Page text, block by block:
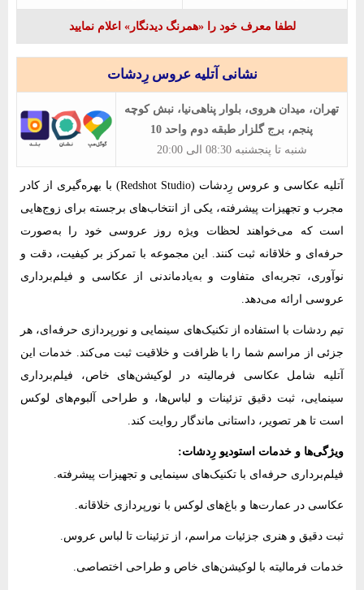
لطفا معرف خود را «همرنگ دیدنگار» اعلام نمایید
نشانی آتلیه عروس رِدشات
تهران، میدان هروی، بلوار پناهی‌نیا، نبش کوچه
پنجم، برج گلزار طبقه دوم واحد 10
شنبه تا پنجشنبه 08:30 الی 20:00
آتلیه عکاسی و عروس رِدشات (Redshot Studio) با بهره‌گیری از کادر
مجرب و تجهیزات پیشرفته، یکی از انتخاب‌های برجسته برای زوج‌هایی
است که می‌خواهند لحظات ویژه روز عروسی خود را به‌صورت
حرفه‌ای و خلاقانه ثبت کنند. این مجموعه با تمرکز بر کیفیت، دقت و
نوآوری، تجربه‌ای متفاوت و به‌یادماندنی از عکاسی و فیلم‌برداری
عروسی ارائه می‌دهد.
تیم ردشات با استفاده از تکنیک‌های سینمایی و نورپردازی حرفه‌ای، هر
جزئی از مراسم شما را با ظرافت و خلاقیت ثبت می‌کند. خدمات این
آتلیه شامل عکاسی فرمالیته در لوکیشن‌های خاص، فیلم‌برداری
سینمایی، ثبت دقیق تزئینات و لباس‌ها، و طراحی آلبوم‌های لوکس
است تا هر تصویر، داستانی ماندگار روایت کند.
ویژگی‌ها و خدمات استودیو رِدشات:
فیلم‌برداری حرفه‌ای با تکنیک‌های سینمایی و تجهیزات پیشرفته.
عکاسی در عمارت‌ها و باغ‌های لوکس با نورپردازی خلاقانه.
ثبت دقیق و هنری جزئیات مراسم، از تزئینات تا لباس عروس.
خدمات فرمالیته با لوکیشن‌های خاص و طراحی اختصاصی.